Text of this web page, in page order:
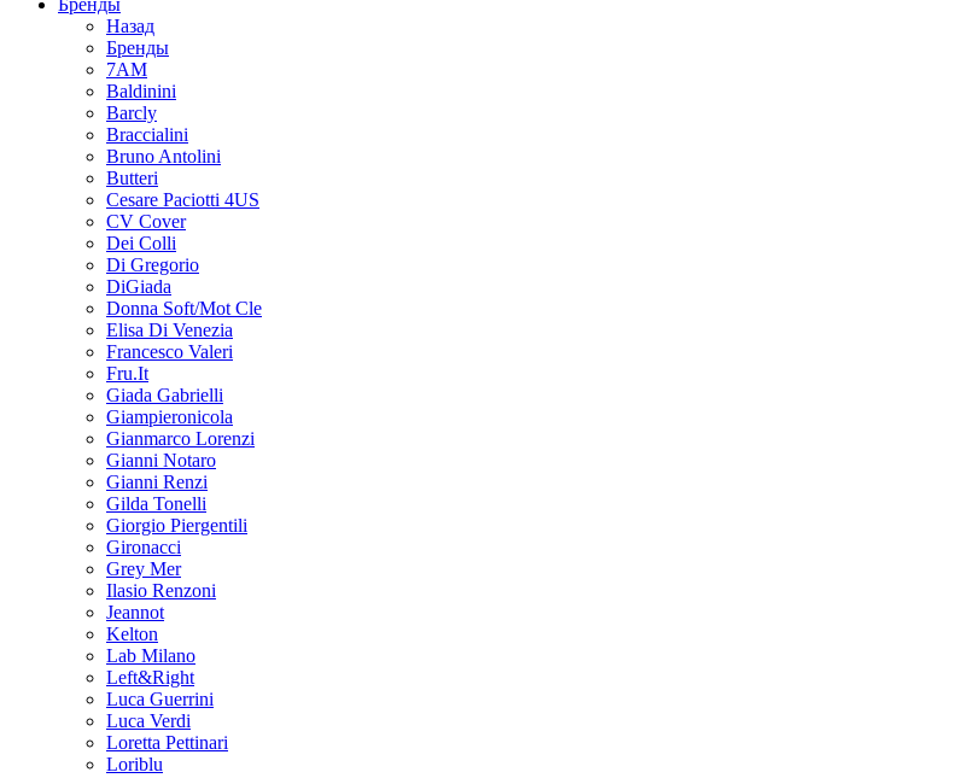
Бренды
Назад
Бренды
7AM
Baldinini
Barcly
Braccialini
Bruno Antolini
Butteri
Cesare Paciotti 4US
CV Cover
Dei Colli
Di Gregorio
DiGiada
Donna Soft/Mot Cle
Elisa Di Venezia
Francesco Valeri
Fru.It
Giada Gabrielli
Giampieronicola
Gianmarco Lorenzi
Gianni Notaro
Gianni Renzi
Gilda Tonelli
Giorgio Piergentili
Gironacci
Grey Mer
Ilasio Renzoni
Jeannot
Kelton
Lab Milano
Left&Right
Luca Guerrini
Luca Verdi
Loretta Pettinari
Loriblu